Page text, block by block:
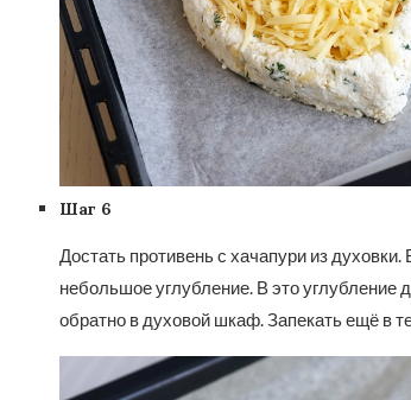
Шаг 6
Достать противень с хачапури из
небольшое углубление. В это углубление
обратно в духовой шкаф. Запекать ещё в